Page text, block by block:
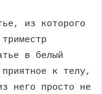
из которого
в белый
к телу,
него просто не